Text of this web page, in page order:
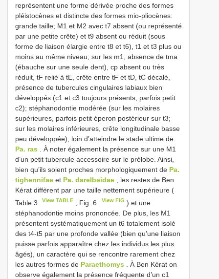
représentent une forme dérivée proche des formes
pléistocènes et distincte des formes mio-pliocènes:
grande taille; M1 et M2 avec t7 absent (ou représenté
par une petite crête) et t9 absent ou réduit (sous
forme de liaison élargie entre t8 et t6), t1 et t3 plus ou
moins au même niveau; sur les m1, absence de tma
(ébauche sur une seule dent), cp absent ou très
réduit, tF relié à tE, crête entre tF et tD, tC décalé,
présence de tubercules cingulaires labiaux bien
développés (c1 et c3 toujours présents, parfois petit
c2); stéphanodontie modérée (sur les molaires
supérieures, parfois petit éperon postérieur sur t3;
sur les molaires inférieures, crête longitudinale basse
peu développée), loin d’atteindre le stade ultime de
Pa. ras . À noter également la présence sur une M1
d’un petit tubercule accessoire sur le prélobe. Ainsi,
bien qu’ils soient proches morphologiquement de Pa.
tighennifae et Pa. darelbeidae , les restes de Ben
Kérat diffèrent par une taille nettement supérieure (
Table 3
View TABLE ; Fig. 6 View FIG ) et une
stéphanodontie moins prononcée. De plus, les M1
présentent systématiquement un t6 totalement isolé
des t4-t5 par une profonde vallée (bien qu’une liaison
puisse parfois apparaître chez les individus les plus
âgés), un caractère qui se rencontre rarement chez
les autres formes de Paraethomys . À Ben Kérat on
observe également la présence fréquente d’un c1